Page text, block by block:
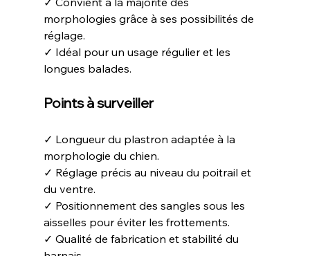
morphologies grâce à ses possibilités de
réglage.
✓ Idéal pour un usage régulier et les
longues balades.
Points à surveiller
✓ Longueur du plastron adaptée à la
morphologie du chien.
✓ Réglage précis au niveau du poitrail et
du ventre.
✓ Positionnement des sangles sous les
aisselles pour éviter les frottements.
✓ Qualité de fabrication et stabilité du